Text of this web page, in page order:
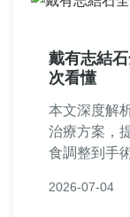
戴有志結
次看懂
本文深度解
治療方案，
食調整到手
2026-07-04